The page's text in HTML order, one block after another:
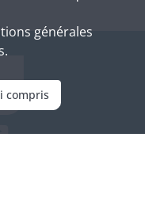
générales
compris